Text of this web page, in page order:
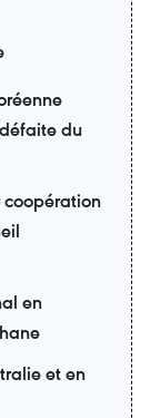
du
coopération
en
et en